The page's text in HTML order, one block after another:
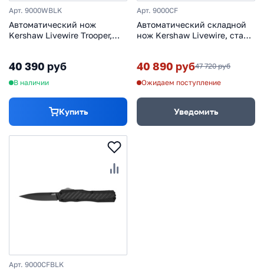
Арт. 9000WBLK
Автоматический нож
Kershaw Livewire Trooper,
40 390 руб
В наличии
Купить
Арт. 9000CF
Автоматический складной
нож Kershaw Livewire, сталь
40 890 руб47 720 руб
Ожидаем поступление
Уведомить
Арт. 9000CFBLK